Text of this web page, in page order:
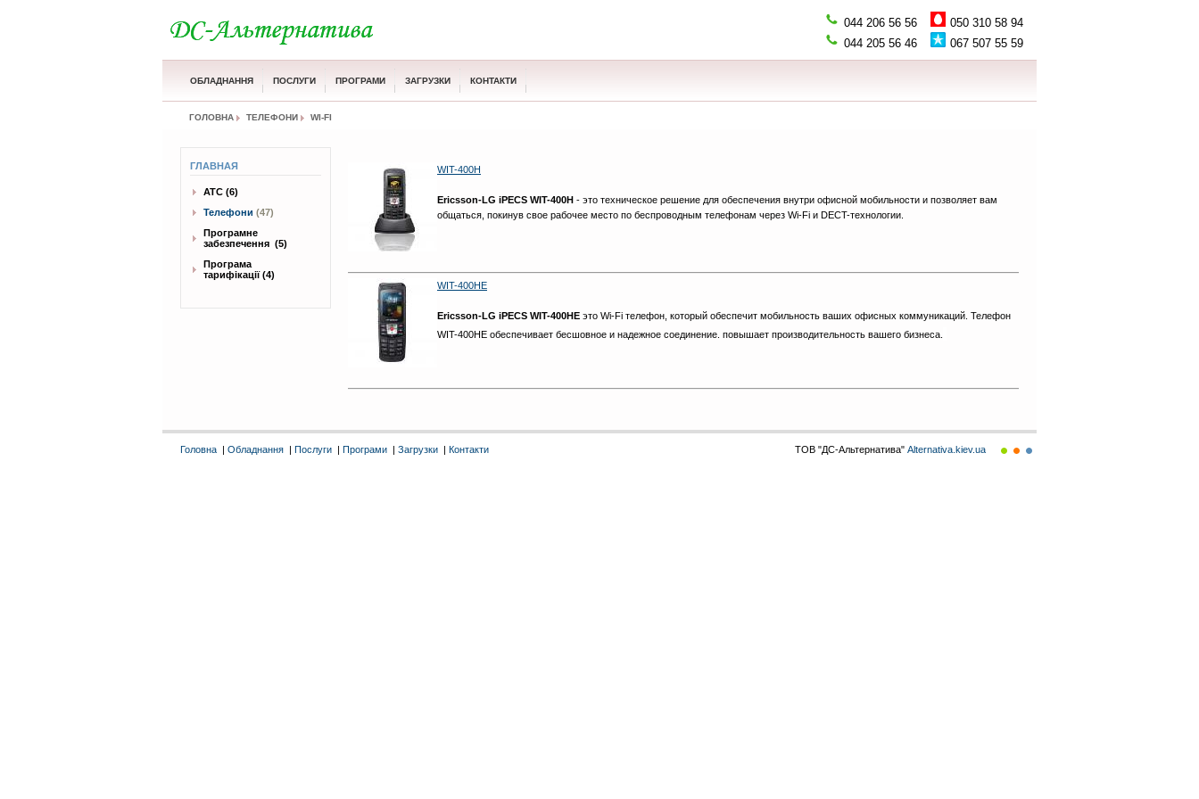
050 310 58 94
044 206 56 56
067 507 55 59
044 205 56 46
ОБЛАДНАННЯ ПОСЛУГИ ПРОГРАМИ ЗАГРУЗКИ КОНТАКТИ
ГОЛОВНА ТЕЛЕФОНИ WI-FI
ГЛАВНАЯ
АТС (6)
Телефони (47)
Програмне
забезпечення (5)
Програма
тарифікації(4)
WIT-400H
Ericsson-LG iPECS WIT-400H - это техническое решение для обеспечения внутри офисной мобильности и позволяет вам
общаться, покинув свое рабочее место по беспроводным телефонам через Wi-Fi и DECT-технологии.
WIT-400HE
Ericsson-LG iPECS WIT-400HE это Wi-Fi телефон, который обеспечит мобильность ваших офисных коммуникаций. Телефон
WIT-400HE обеспечивает бесшовное и надежное соединение. повышает производительность вашего бизнеса.
Головна | Обладнання | Послуги | Програми | Загрузки | Контакти ТОВ "ДС-Альтернатива" Alternativa.kiev.ua